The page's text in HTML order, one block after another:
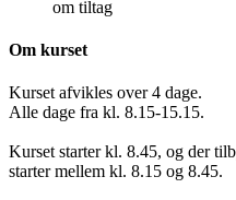
om tiltag
Om kurset
Kurset afvikles over 4 dage.
Alle dage fra kl. 8.15-15.15.
Kurset starter kl. 8.45, og der
starter mellem kl. 8.15 og 8.45.